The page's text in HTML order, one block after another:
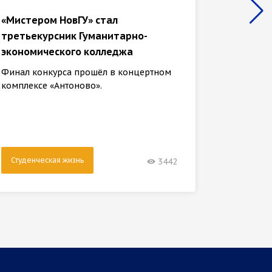
«Мистером НовГУ» стал
третьекурсник Гуманитарно-
экономического колледжа
Финал конкурса прошёл в концертном
комплексе «Антоново».
Студенческая жизнь 3442